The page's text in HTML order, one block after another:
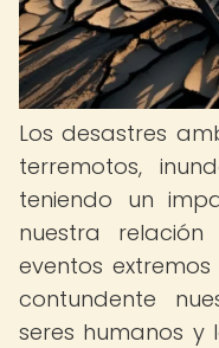
Los desastres
terremotos,
teniendo un
nuestra
eventos
contundente
seres humanos